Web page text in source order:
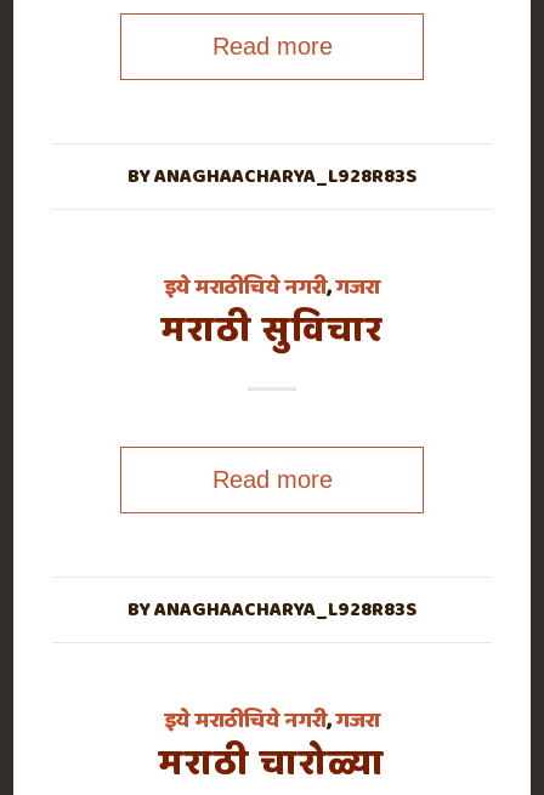
Read more
BYANAGHAACHARYA_L928R83S
इये मराठीचिये नगरी,गजरा
मराठी सुविचार
Read more
BYANAGHAACHARYA_L928R83S
इये मराठीचिये नगरी,गजरा
मराठी चारोळ्या